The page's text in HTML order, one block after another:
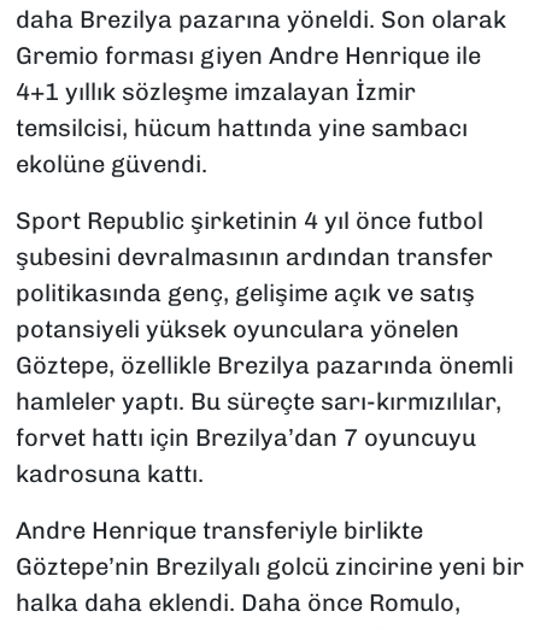
daha Brezilya pazarına yöneldi. Son olarak
Gremio forması giyen Andre Henrique ile
4+1 yıllık sözleşme imzalayan İzmir
temsilcisi, hücum hattında yine sambacı
ekolüne güvendi.
Sport Republic şirketinin 4 yıl önce futbol
şubesini devralmasının ardından transfer
politikasında genç, gelişime açık ve satış
potansiyeli yüksek oyunculara yönelen
Göztepe, özellikle Brezilya pazarında önemli
hamleler yaptı. Bu süreçte sarı-kırmızılılar,
forvet hattı için Brezilya’dan 7 oyuncuyu
kadrosuna kattı.
Andre Henrique transferiyle birlikte
Göztepe’nin Brezilyalı golcü zincirine yeni bir
halka daha eklendi. Daha önce Romulo,